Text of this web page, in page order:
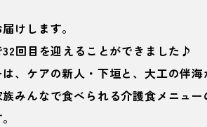
けします。
32回目を迎えることができました♪
、ケアの新人・下垣と、大工の伴海
みんなで食べられる介護食メニュー